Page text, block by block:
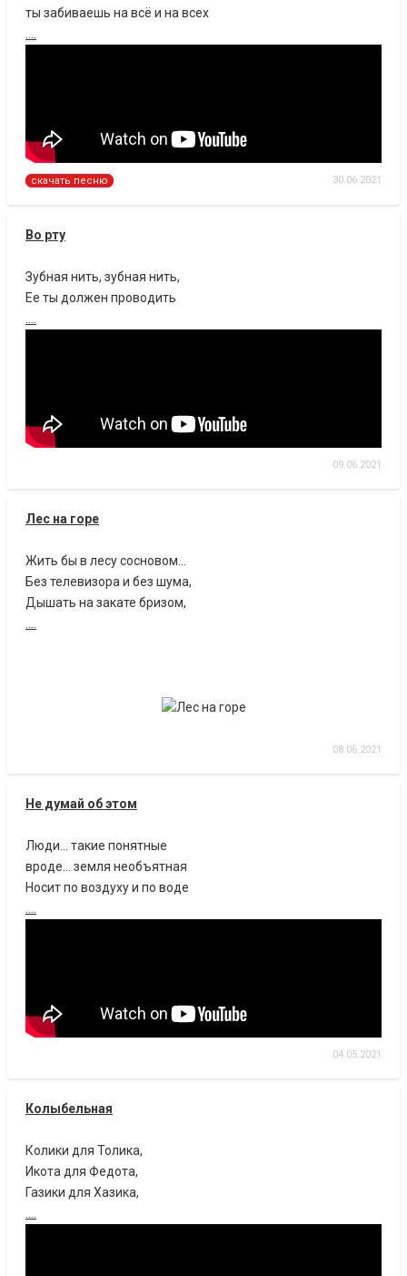
ты забиваешь на всё и на всех
скачать песню 30.06.2021
Во рту
Зубная нить, зубная нить,
Ее ты должен проводить
09.06.2021
Лес на горе
Жить бы в лесу сосновом...
Без телевизора и без шума,
Дышать на закате бризом,
08.06.2021
Не думай об этом
Люди... такие понятные
вроде... земля необъятная
Носит по воздуху и по воде
04.05.2021
Колыбельная
Колики для Толика,
Икота для Федота,
Газики для Хазика,